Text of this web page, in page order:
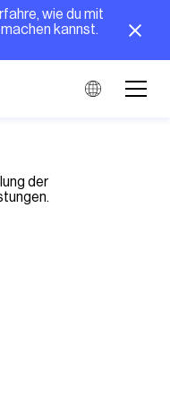
wie du mit
kannst.